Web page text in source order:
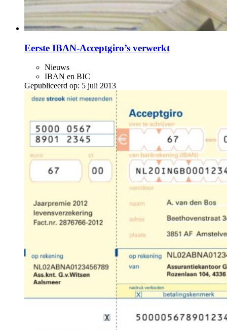
Eerste IBAN-Acceptgiro’s verwerkt
Nieuws
IBAN en BIC
Gepubliceerd op: 5 juli 2013